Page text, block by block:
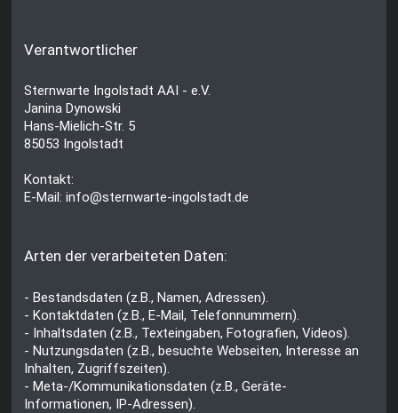
Verantwortlicher
Sternwarte Ingolstadt AAI - e.V.
Janina Dynowski
Hans-Mielich-Str. 5
85053 Ingolstadt
Kontakt:
E-Mail: info@sternwarte-ingolstadt.de
Arten der verarbeiteten Daten:
- Bestandsdaten (z.B., Namen, Adressen).
- Kontaktdaten (z.B., E-Mail, Telefonnummern).
- Inhaltsdaten (z.B., Texteingaben, Fotografien, Videos).
- Nutzungsdaten (z.B., besuchte Webseiten, Interesse an
Inhalten, Zugriffszeiten).
- Meta-/Kommunikationsdaten (z.B., Geräte-
Informationen, IP-Adressen).